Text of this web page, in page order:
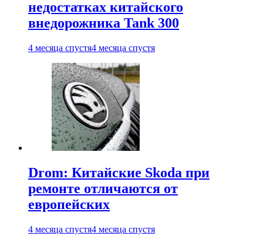
недостатках китайского
внедорожника Tank 300
4 месяца спустя4 месяца спустя
Drom: Китайские Skoda при
ремонте отличаются от
европейских
4 месяца спустя4 месяца спустя